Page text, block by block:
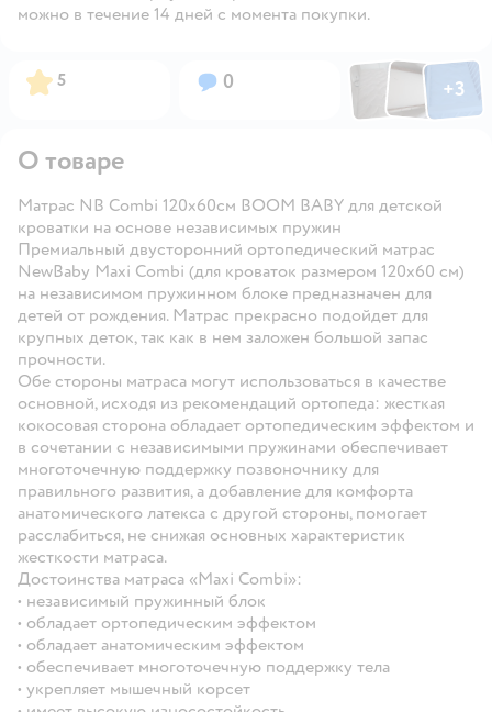
можно в течение 14 дней с момента покупки.
Рейтинг:
5 Вопросов:
0 ФотоФотоФото
+3
Открыть
О товаре
Матрас NВ Combi 120х60см BOOM BABY для детской
кроватки на основе независимых пружин
Премиальный двусторонний ортопедический матрас
NewBaby Maxi Combi (для кроваток размером 120х60 см)
на независимом пружинном блоке предназначен для
детей от рождения. Матрас прекрасно подойдет для
крупных деток, так как в нем заложен большой запас
прочности.
Обе стороны матраса могут использоваться в качестве
основной, исходя из рекомендаций ортопеда: жесткая
кокосовая сторона обладает ортопедическим эффектом и
в сочетании с независимыми пружинами обеспечивает
многоточечную поддержку позвоночнику для
правильного развития, а добавление для комфорта
анатомического латекса с другой стороны, помогает
расслабиться, не снижая основных характеристик
жесткости матраса.
Достоинства матраса «Maxi Combi»:
• независимый пружинный блок
• обладает ортопедическим эффектом
• обладает анатомическим эффектом
• обеспечивает многоточечную поддержку тела
• укрепляет мышечный корсет